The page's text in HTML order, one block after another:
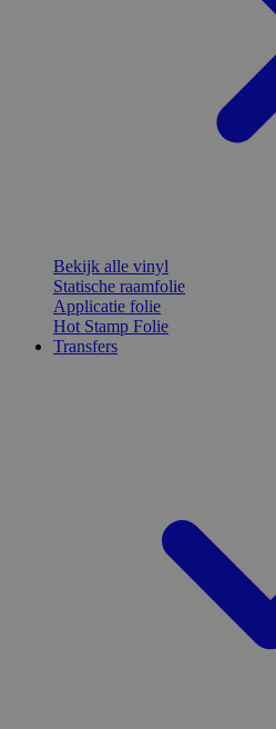
Bekijk alle vinyl
Statische raamfolie
Applicatie folie
Hot Stamp Folie
Transfers